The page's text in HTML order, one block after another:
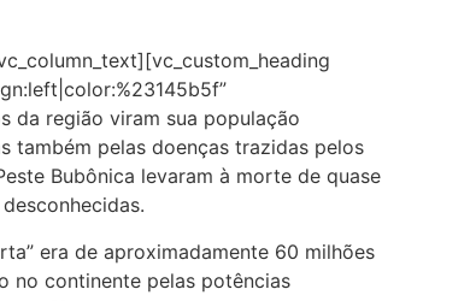
da região viram sua população
também pelas doenças trazidas pelos
Bubônica levaram à morte de quase
era de aproximadamente 60 milhões
no continente pelas potências